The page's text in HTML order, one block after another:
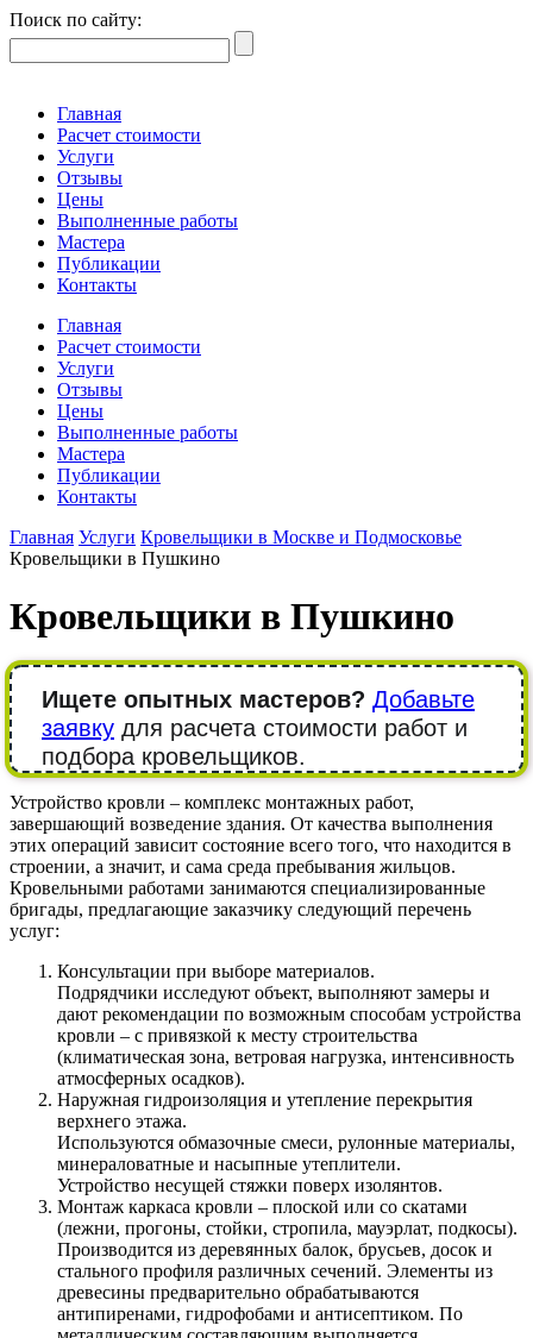
Поиск по сайту:
Главная
Расчет стоимости
Услуги
Отзывы
Цены
Выполненные работы
Мастера
Публикации
Контакты
Главная
Расчет стоимости
Услуги
Отзывы
Цены
Выполненные работы
Мастера
Публикации
Контакты
Главная Услуги Кровельщики в Москве и Подмосковье
Кровельщики в Пушкино
Кровельщики в Пушкино
Ищете опытных мастеров? Добавьте
заявку для расчета стоимости работ и
подбора кровельщиков.
Устройство кровли – комплекс монтажных работ,
завершающий возведение здания. От качества выполнения
этих операций зависит состояние всего того, что находится в
строении, а значит, и сама среда пребывания жильцов.
Кровельными работами занимаются специализированные
бригады, предлагающие заказчику следующий перечень
услуг:
Консультации при выборе материалов.
Подрядчики исследуют объект, выполняют замеры и
дают рекомендации по возможным способам устройства
кровли – с привязкой к месту строительства
(климатическая зона, ветровая нагрузка, интенсивность
атмосферных осадков).
Наружная гидроизоляция и утепление перекрытия
верхнего этажа.
Используются обмазочные смеси, рулонные материалы,
минераловатные и насыпные утеплители.
Устройство несущей стяжки поверх изолянтов.
Монтаж каркаса кровли – плоской или со скатами
(лежни, прогоны, стойки, стропила, мауэрлат, подкосы).
Производится из деревянных балок, брусьев, досок и
стального профиля различных сечений. Элементы из
древесины предварительно обрабатываются
антипиренами, гидрофобами и антисептиком. По